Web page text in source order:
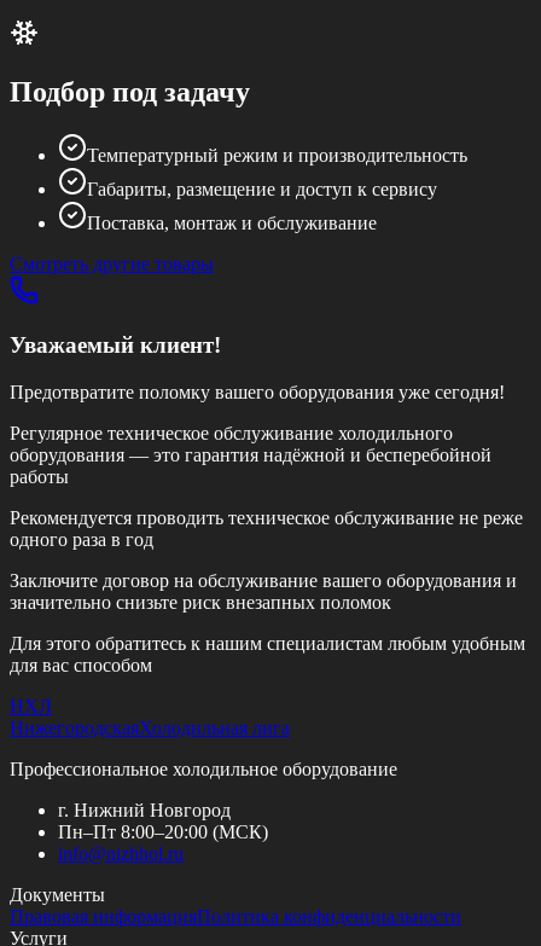
Подбор под задачу
Температурный режим и производительность
Габариты, размещение и доступ к сервису
Поставка, монтаж и обслуживание
Смотреть другие товары
Уважаемый клиент!
Предотвратите поломку вашего оборудования уже сегодня!
Регулярное техническое обслуживание холодильного
оборудования — это гарантия надёжной и бесперебойной
работы
Рекомендуется проводить техническое обслуживание не реже
одного раза в год
Заключите договор на обслуживание вашего оборудования и
значительно снизьте риск внезапных поломок
Для этого обратитесь к нашим специалистам любым удобным
для вас способом
НХЛ
НижегородскаяХолодильная лига
Профессиональное холодильное оборудование
г. Нижний Новгород
Пн–Пт 8:00–20:00 (МСК)
info@nizhhol.ru
Документы
Правовая информацияПолитика конфиденциальности
Услуги